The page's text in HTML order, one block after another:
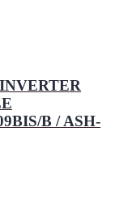
B / ASH-